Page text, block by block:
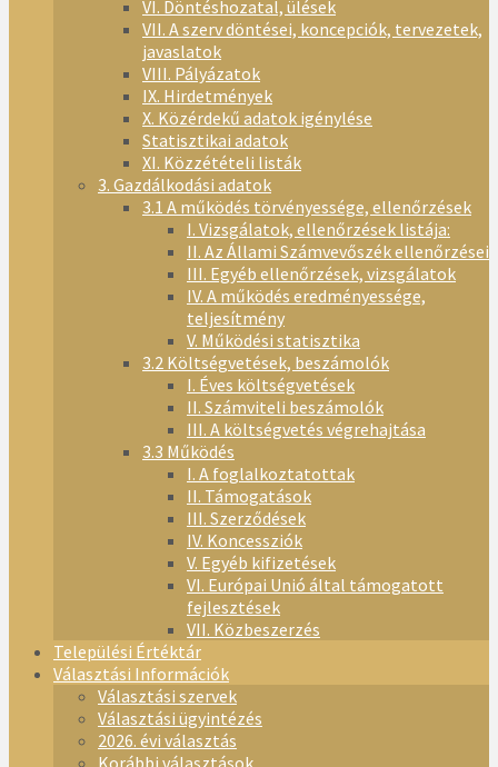
VI. Döntéshozatal, ülések
VII. A szerv döntései, koncepciók, tervezetek,
javaslatok
VIII. Pályázatok
IX. Hirdetmények
X. Közérdekű adatok igénylése
Statisztikai adatok
XI. Közzétételi listák
3. Gazdálkodási adatok
3.1 A működés törvényessége, ellenőrzések
I. Vizsgálatok, ellenőrzések listája:
II. Az Állami Számvevőszék ellenőrzései
III. Egyéb ellenőrzések, vizsgálatok
IV. A működés eredményessége,
teljesítmény
V. Működési statisztika
3.2 Költségvetések, beszámolók
I. Éves költségvetések
II. Számviteli beszámolók
III. A költségvetés végrehajtása
3.3 Működés
I. A foglalkoztatottak
II. Támogatások
III. Szerződések
IV. Koncessziók
V. Egyéb kifizetések
VI. Európai Unió által támogatott
fejlesztések
VII. Közbeszerzés
Települési Értéktár
Választási Információk
Választási szervek
Választási ügyintézés
2026. évi választás
Korábbi választások